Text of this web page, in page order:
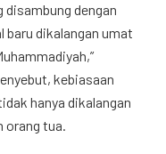
disambung dengan
dikalangan umat
kebiasaan
hanya dikalangan
orang tua.